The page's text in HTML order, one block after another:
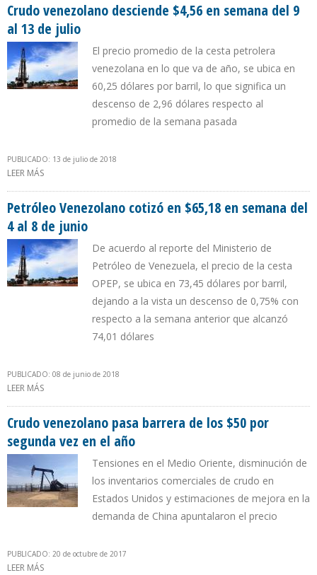
Crudo venezolano desciende $4,56 en semana del 9
al 13 de julio
El precio promedio de la cesta petrolera
venezolana en lo que va de año, se ubica en
60,25 dólares por barril, lo que significa un
descenso de 2,96 dólares respecto al
promedio de la semana pasada
PUBLICADO: 13 de julio de 2018
LEER MÁS
Petróleo Venezolano cotizó en $65,18 en semana del
4 al 8 de junio
De acuerdo al reporte del Ministerio de
Petróleo de Venezuela, el precio de la cesta
OPEP, se ubica en 73,45 dólares por barril,
dejando a la vista un descenso de 0,75% con
respecto a la semana anterior que alcanzó
74,01 dólares
PUBLICADO: 08 de junio de 2018
LEER MÁS
Crudo venezolano pasa barrera de los $50 por
segunda vez en el año
Tensiones en el Medio Oriente, disminución de
los inventarios comerciales de crudo en
Estados Unidos y estimaciones de mejora en la
demanda de China apuntalaron el precio
PUBLICADO: 20 de octubre de 2017
LEER MÁS